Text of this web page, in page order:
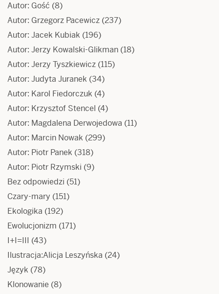
Autor: Gość (8)
Autor: Grzegorz Pacewicz (237)
Autor: Jacek Kubiak (196)
Autor: Jerzy Kowalski-Glikman (18)
Autor: Jerzy Tyszkiewicz (115)
Autor: Judyta Juranek (34)
Autor: Karol Fiedorczuk (4)
Autor: Krzysztof Stencel (4)
Autor: Magdalena Derwojedowa (11)
Autor: Marcin Nowak (299)
Autor: Piotr Panek (318)
Autor: Piotr Rzymski (9)
Bez odpowiedzi (51)
Czary-mary (151)
Ekologika (192)
Ewolucjonizm (171)
I+I=III (43)
Ilustracja:Alicja Leszyńska (24)
Język (78)
Klonowanie (8)